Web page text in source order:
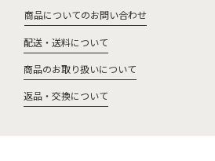
商品についてのお問い合わせ
配送・送料について
商品のお取り扱いについて
返品・交換について